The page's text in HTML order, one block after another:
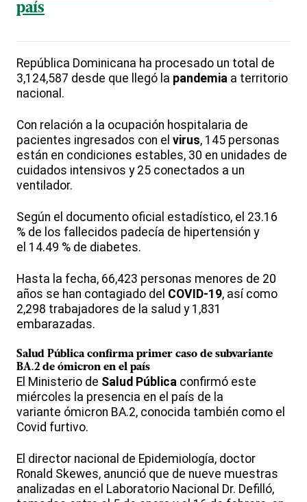
país
República Dominicana ha procesado un total de
3,124,587 desde que llegó la pandemia a territorio
nacional.
Con relación a la ocupación hospitalaria de
pacientes ingresados con el virus, 145 personas
están en condiciones estables, 30 en unidades de
cuidados intensivos y 25 conectados a un
ventilador.
Según el documento oficial estadístico, el 23.16
% de los fallecidos padecía de hipertensión y
el 14.49 % de diabetes.
Hasta la fecha, 66,423 personas menores de 20
años se han contagiado del COVID-19, así como
2,298 trabajadores de la salud y 1,831
embarazadas.
Salud Pública confirma primer caso de subvariante
BA.2 de ómicron en el país
El Ministerio de Salud Pública confirmó este
miércoles la presencia en el país de la
variante ómicron BA.2, conocida también como el
Covid furtivo.
El director nacional de Epidemiología, doctor
Ronald Skewes, anunció que de nueve muestras
analizadas en el Laboratorio Nacional Dr. Defilló,